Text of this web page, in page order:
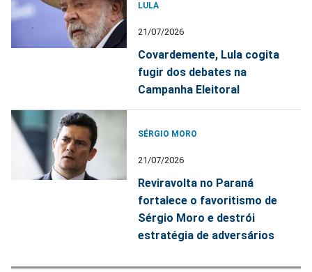
LULA
21/07/2026
Covardemente, Lula cogita
fugir dos debates na
Campanha Eleitoral
SÉRGIO MORO
21/07/2026
Reviravolta no Paraná
fortalece o favoritismo de
Sérgio Moro e destrói
estratégia de adversários